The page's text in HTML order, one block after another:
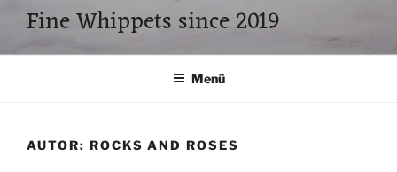
Fine Whippets since 2019
Menü
AUTOR: ROCKS AND ROSES